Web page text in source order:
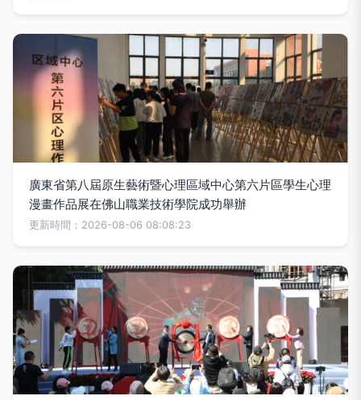
廣東省第八屆原生藝術暨心理區域中心第六片區學生心理
漫畫作品展在佛山職業技術學院成功舉辦
更新時間：2026-08-06 08:08:23